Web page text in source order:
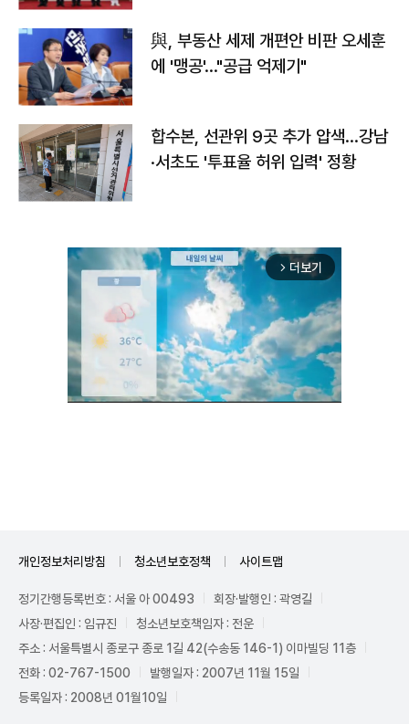
與, 부동산 세제 개편안 비판 오세훈
에 '맹공'…"공급 억제기"
합수본, 선관위 9곳 추가 압색…강남
·서초도 '투표율 허위 입력' 정황
arrow_forward_ios 더보기
개인정보처리방침 청소년보호정책 사이트맵
정기간행등록번호 : 서울 아 00493
회장·발행인 : 곽영길
사장·편집인 : 임규진
청소년보호책임자 : 전운
주소 : 서울특별시 종로구 종로 1길 42(수송동 146-1) 이마빌딩 11층
전화 : 02-767-1500
발행일자 : 2007년 11월 15일
등록일자 : 2008년 01월10일